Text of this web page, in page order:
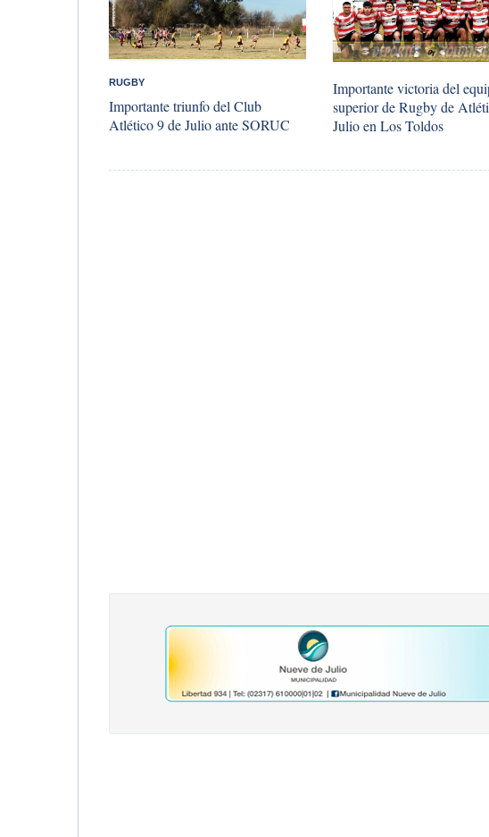
RUGBY
Importante triunfo del Club
Atlético 9 de Julio ante SORUC
Importante victoria del
superior de Rugby de
Julio en Los Toldos